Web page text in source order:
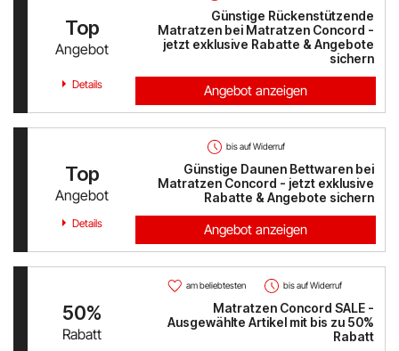
Top
Angebot
Günstige Rückenstützende
Matratzen bei Matratzen Concord -
jetzt exklusive Rabatte & Angebote
sichern
Details Angebot anzeigen
bis auf Widerruf
Top
Angebot
Günstige Daunen Bettwaren bei
Matratzen Concord - jetzt exklusive
Rabatte & Angebote sichern
Details Angebot anzeigen
am beliebtesten bis auf Widerruf
50%
Rabatt
Matratzen Concord SALE -
Ausgewählte Artikel mit bis zu 50%
Rabatt